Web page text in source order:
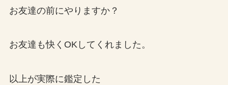
お友達の前にやりますか？
お友達も快くOKしてくれました。
以上が実際に鑑定した